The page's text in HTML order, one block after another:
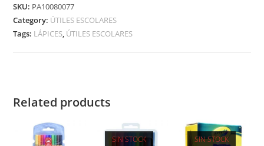
SKU: PA10080077
Category: ÚTILES ESCOLARES
Tags: LÁPICES, ÚTILES ESCOLARES
Related products
SIN STOCK SIN STOCK